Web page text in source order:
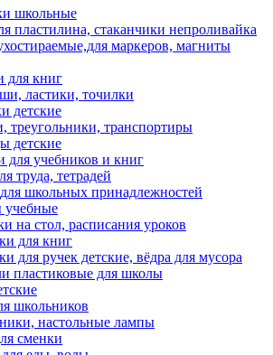
школьные
пластилина, стаканчики непроливайка
маркеров, магниты
для книг
ластики, точилки
детские
треугольники, транспортиры
детские
для учебников и книг
труда, тетрадей
школьных принадлежностей
учебные
на стол, расписания уроков
для книг
для ручек детские, вёдра для мусора
пластиковые для школы
школьников
настольные лампы
сменки